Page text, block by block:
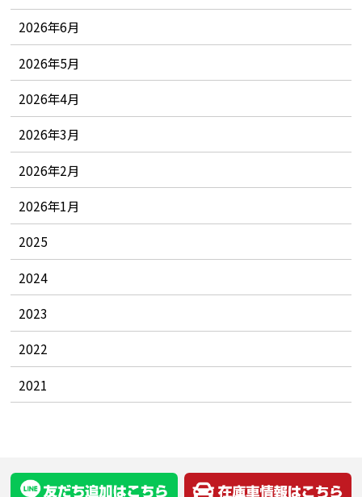
2026年6月
2026年5月
2026年4月
2026年3月
2026年2月
2026年1月
2025
2024
2023
2022
2021